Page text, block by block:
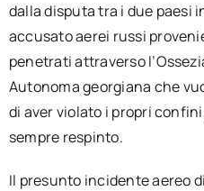
dalla disputa tra i due paesi
accusato aerei russi
penetrati attraverso
Autonoma georgiana che
di aver violato i propri
sempre respinto.
Il presunto incidente aereo